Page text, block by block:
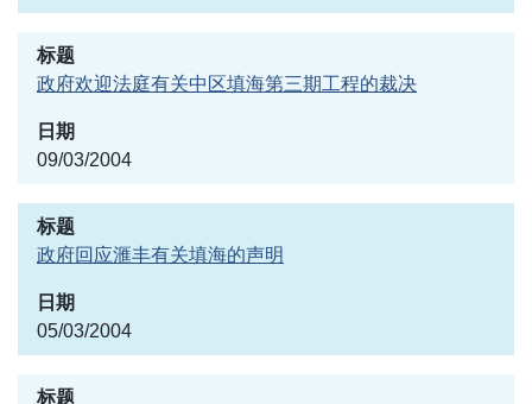
政府欢迎法庭有关中区填海第三期工程的裁决
09/03/2004
政府回应滙丰有关填海的声明
05/03/2004